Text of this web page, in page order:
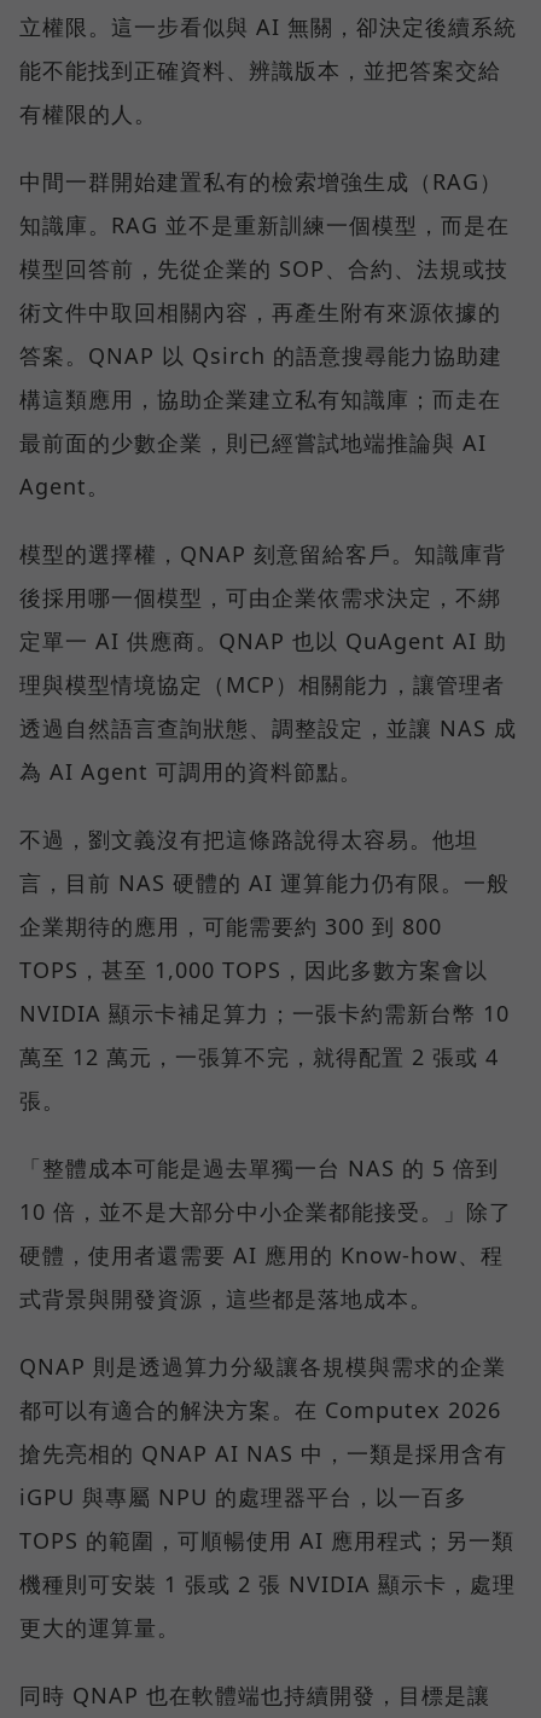
立權限。這一步看似與 AI 無關，卻決定後續系統
能不能找到正確資料、辨識版本，並把答案交給
有權限的人。
中間一群開始建置私有的檢索增強生成（RAG）
知識庫。RAG 並不是重新訓練一個模型，而是在
模型回答前，先從企業的 SOP、合約、法規或技
術文件中取回相關內容，再產生附有來源依據的
答案。QNAP 以 Qsirch 的語意搜尋能力協助建
構這類應用，協助企業建立私有知識庫；而走在
最前面的少數企業，則已經嘗試地端推論與 AI
Agent。
模型的選擇權，QNAP 刻意留給客戶。知識庫背
後採用哪一個模型，可由企業依需求決定，不綁
定單一 AI 供應商。QNAP 也以 QuAgent AI 助
理與模型情境協定（MCP）相關能力，讓管理者
透過自然語言查詢狀態、調整設定，並讓 NAS 成
為 AI Agent 可調用的資料節點。
不過，劉文義沒有把這條路說得太容易。他坦
言，目前 NAS 硬體的 AI 運算能力仍有限。一般
企業期待的應用，可能需要約 300 到 800
TOPS，甚至 1,000 TOPS，因此多數方案會以
NVIDIA 顯示卡補足算力；一張卡約需新台幣 10
萬至 12 萬元，一張算不完，就得配置 2 張或 4
張。
「整體成本可能是過去單獨一台 NAS 的 5 倍到
10 倍，並不是大部分中小企業都能接受。」除了
硬體，使用者還需要 AI 應用的 Know-how、程
式背景與開發資源，這些都是落地成本。
QNAP 則是透過算力分級讓各規模與需求的企業
都可以有適合的解決方案。在 Computex 2026
搶先亮相的 QNAP AI NAS 中，一類是採用含有
iGPU 與專屬 NPU 的處理器平台，以一百多
TOPS 的範圍，可順暢使用 AI 應用程式；另一類
機種則可安裝 1 張或 2 張 NVIDIA 顯示卡，處理
更大的運算量。
同時 QNAP 也在軟體端也持續開發，目標是讓